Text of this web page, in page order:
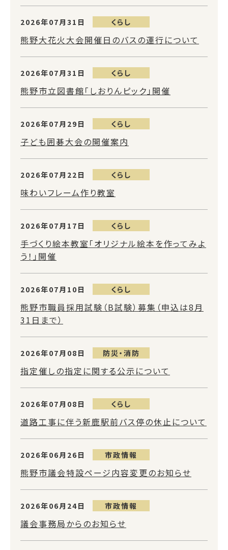
2026年07月31日 くらし
熊野大花火大会開催日のバスの運行について
2026年07月31日 くらし
熊野市立図書館「しおりんピック」開催
2026年07月29日 くらし
子ども囲碁大会の開催案内
2026年07月22日 くらし
味わいフレーム作り教室
2026年07月17日 くらし
手づくり絵本教室「オリジナル絵本を作ってみよ
う！」開催
2026年07月10日 くらし
熊野市職員採用試験（B試験）募集（申込は8月
31日まで）
2026年07月08日 防災・消防
指定催しの指定に関する公示について
2026年07月08日 くらし
道路工事に伴う新鹿駅前バス停の休止について
2026年06月26日 市政情報
熊野市議会特設ページ内容変更のお知らせ
2026年06月24日 市政情報
議会事務局からのお知らせ